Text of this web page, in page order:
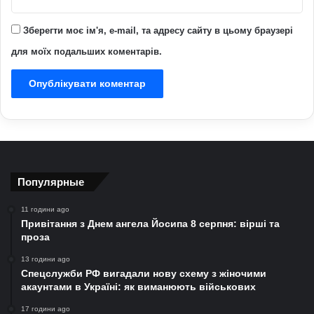
Зберегти моє ім'я, e-mail, та адресу сайту в цьому браузері
для моїх подальших коментарів.
Популярные
11 години ago
Привітання з Днем ангела Йосипа 8 серпня: вірші та
проза
13 години ago
Спецслужби РФ вигадали нову схему з жіночими
акаунтами в Україні: як виманюють військових
17 години ago